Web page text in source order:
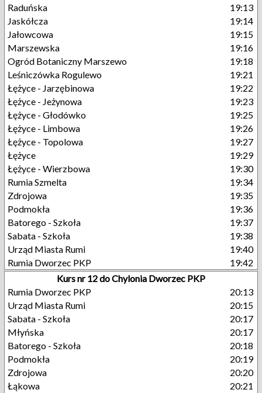
Raduńska
19:13
Jaskółcza
19:14
Jałowcowa
19:15
Marszewska
19:16
Ogród Botaniczny Marszewo
19:18
Leśniczówka Rogulewo
19:21
Łężyce - Jarzębinowa
19:22
Łężyce - Jeżynowa
19:23
Łężyce - Głodówko
19:25
Łężyce - Limbowa
19:26
Łężyce - Topolowa
19:27
Łężyce
19:29
Łężyce - Wierzbowa
19:30
Rumia Szmelta
19:34
Zdrojowa
19:35
Podmokła
19:36
Batorego - Szkoła
19:37
Sabata - Szkoła
19:38
Urząd Miasta Rumi
19:40
Rumia Dworzec PKP
19:42
Kurs nr 12 do Chylonia Dworzec PKP
Rumia Dworzec PKP
20:13
Urząd Miasta Rumi
20:15
Sabata - Szkoła
20:17
Młyńska
20:17
Batorego - Szkoła
20:18
Podmokła
20:19
Zdrojowa
20:20
Łąkowa
20:21